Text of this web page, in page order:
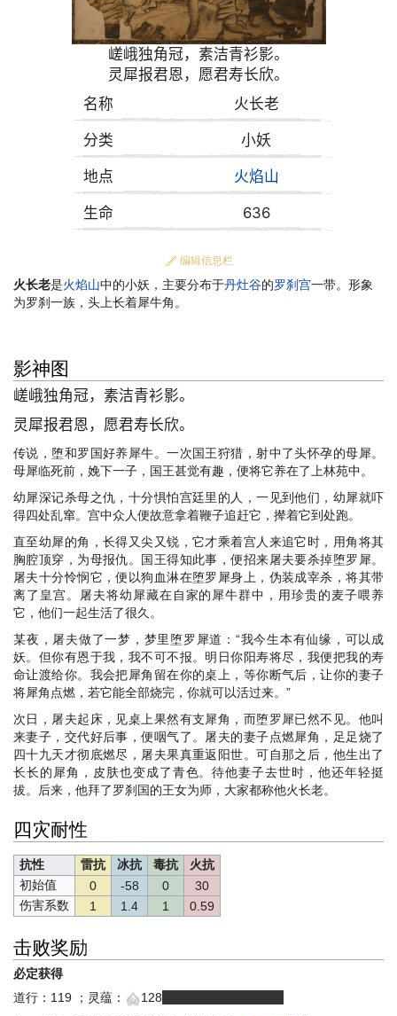
嵯峨独角冠，素洁青衫影。
灵犀报君恩，愿君寿长欣。
名称
火长老
分类 小妖
地点 火焰山
生命 636
编辑信息栏
火长老是火焰山中的小妖，主要分布于丹灶谷的罗刹宫一带。形象
为罗刹一族，头上长着犀牛角。
影神图
嵯峨独角冠，素洁青衫影。
灵犀报君恩，愿君寿长欣。
传说，堕和罗国好养犀牛。一次国王狩猎，射中了头怀孕的母犀。
母犀临死前，娩下一子，国王甚觉有趣，便将它养在了上林苑中。
幼犀深记杀母之仇，十分惧怕宫廷里的人，一见到他们，幼犀就吓
得四处乱窜。宫中众人便故意拿着鞭子追赶它，撵着它到处跑。
直至幼犀的角，长得又尖又锐，它才乘着宫人来追它时，用角将其
胸腔顶穿，为母报仇。国王得知此事，便招来屠夫要杀掉堕罗犀。
屠夫十分怜悯它，便以狗血淋在堕罗犀身上，伪装成宰杀，将其带
离了皇宫。屠夫将幼犀藏在自家的犀牛群中，用珍贵的麦子喂养
它，他们一起生活了很久。
某夜，屠夫做了一梦，梦里堕罗犀道：“我今生本有仙缘，可以成
妖。但你有恩于我，我不可不报。明日你阳寿将尽，我便把我的寿
命让渡给你。我会把犀角留在你的桌上，等你断气后，让你的妻子
将犀角点燃，若它能全部烧完，你就可以活过来。”
次日，屠夫起床，见桌上果然有支犀角，而堕罗犀已然不见。他叫
来妻子，交代好后事，便咽气了。屠夫的妻子点燃犀角，足足烧了
四十九天才彻底燃尽，屠夫果真重返阳世。可自那之后，他生出了
长长的犀角，皮肤也变成了青色。待他妻子去世时，他还年轻挺
拔。后来，他拜了罗刹国的王女为师，大家都称他火长老。
四灾耐性
抗性 雷抗 冰抗 毒抗
火抗
初始值
0 -58 0
30
伤害系数
1 1.4 1 0.59
击败奖励
必定获得
道行：119 ；灵蕴：
128